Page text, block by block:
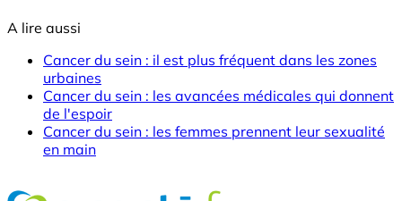
A lire aussi
Cancer du sein : il est plus fréquent dans les zones
urbaines
Cancer du sein : les avancées médicales qui donnent
de l'espoir
Cancer du sein : les femmes prennent leur sexualité
en main